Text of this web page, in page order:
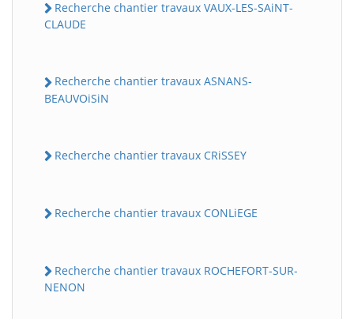
Recherche chantier travaux VAUX-LES-SAiNT-
CLAUDE
Recherche chantier travaux ASNANS-
BEAUVOiSiN
Recherche chantier travaux CRiSSEY
Recherche chantier travaux CONLiEGE
Recherche chantier travaux ROCHEFORT-SUR-
NENON